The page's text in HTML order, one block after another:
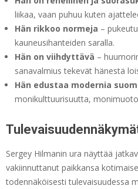
liikaa, vaan puhuu kuten
Hän rikkoo normeja –
kauneusihanteiden saralla.
Hän on viihdyttävä –
sanavalmius tekevät hänestä
Hän edustaa modernia
monikulttuurisuutta,
Sergey Hilmanin ura näyttää
vakiinnuttanut paikkansa
todennäköisesti tulevaisuudessa